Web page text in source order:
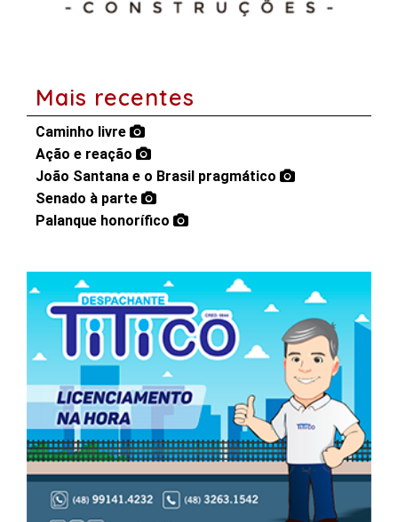
Mais recentes
Caminho livre
Ação e reação
João Santana e o Brasil pragmático
Senado à parte
Palanque honorífico